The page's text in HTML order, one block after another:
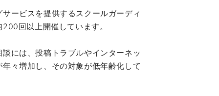
ービスを提供するスクールガーディ
回以上開催しています。
には、投稿トラブルやインターネッ
々増加し、その対象が低年齢化して